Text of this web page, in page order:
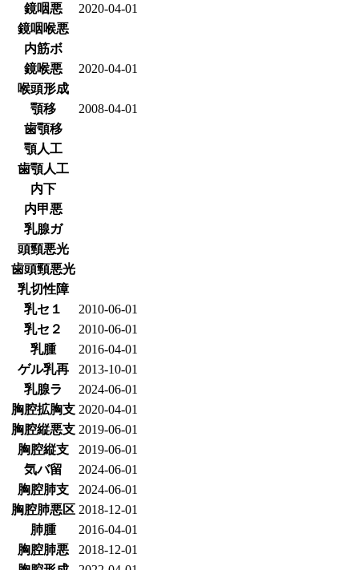
鏡咽悪
2020-04-01
鏡咽喉悪
内筋ボ
鏡喉悪
2020-04-01
喉頭形成
顎移
2008-04-01
歯顎移
顎人工
歯顎人工
内下
内甲悪
乳腺ガ
頭頸悪光
歯頭頸悪光
乳切性障
乳セ１
2010-06-01
乳セ２
2010-06-01
乳腫
2016-04-01
ゲル乳再
2013-10-01
乳腺ラ
2024-06-01
胸腔拡胸支 2020-04-01
胸腔縦悪支 2019-06-01
胸腔縦支
2019-06-01
気バ留
2024-06-01
胸腔肺支
2024-06-01
胸腔肺悪区 2018-12-01
肺腫
2016-04-01
胸腔肺悪
2018-12-01